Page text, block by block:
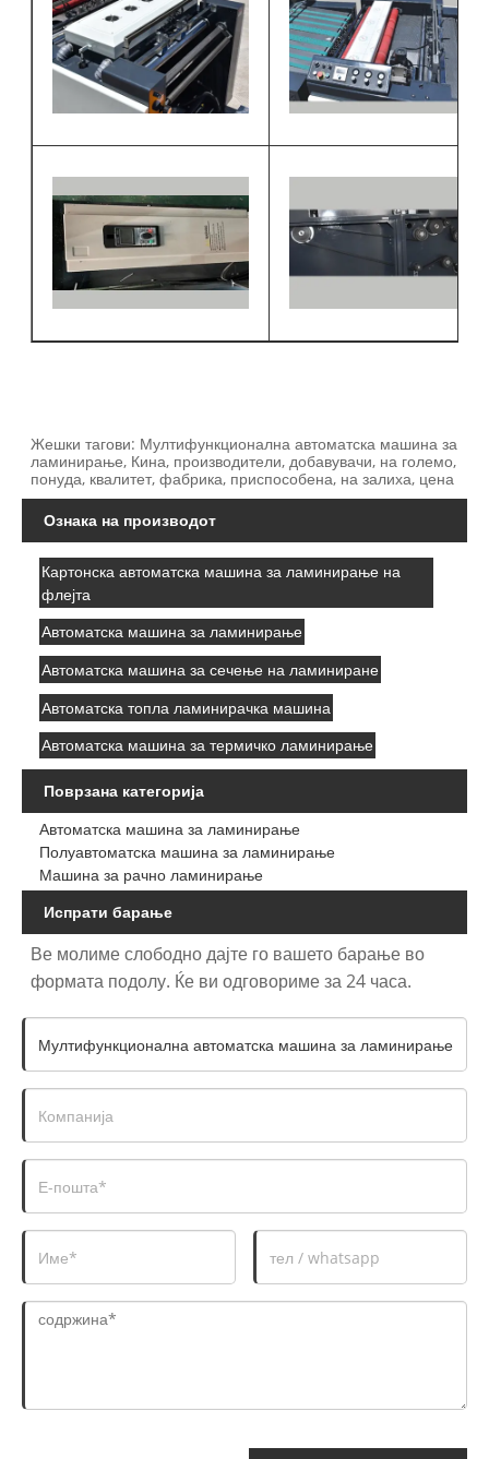
Жешки тагови: Мултифункционална автоматска машина за
ламинирање, Кина, производители, добавувачи, на големо,
понуда, квалитет, фабрика, приспособена, на залиха, цена
Ознака на производот
Картонска автоматска машина за ламинирање на
флејта
Автоматска машина за ламинирање
Автоматска машина за сечење на ламиниране
Автоматска топла ламинирачка машина
Автоматска машина за термичко ламинирање
Поврзана категорија
Автоматска машина за ламинирање
Полуавтоматска машина за ламинирање
Машина за рачно ламинирање
Испрати барање
Ве молиме слободно дајте го вашето барање во
формата подолу. Ќе ви одговориме за 24 часа.